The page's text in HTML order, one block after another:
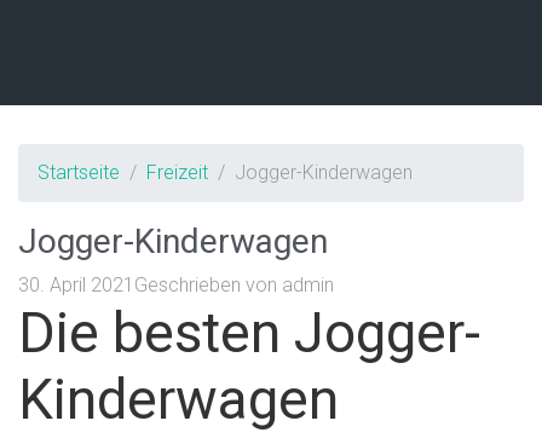
Startseite Freizeit Jogger-Kinderwagen
Jogger-Kinderwagen
30. April 2021 Geschrieben von admin
Die besten Jogger-
Kinderwagen